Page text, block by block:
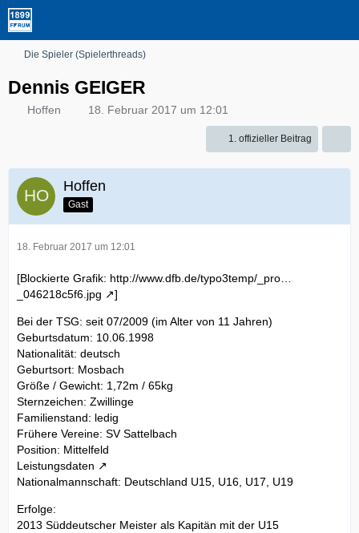
Die Spieler (Spielerthreads)
Dennis GEIGER
Hoffen 18. Februar 2017 um 12:01
1. offizieller Beitrag
Hoffen
Gast
18. Februar 2017 um 12:01
[Blockierte Grafik: http://www.dfb.de/typo3temp/_pro…
_046218c5f6.jpg
]
Bei der TSG: seit 07/2009 (im Alter von 11 Jahren)
Geburtsdatum: 10.06.1998
Nationalität: deutsch
Geburtsort: Mosbach
Größe / Gewicht: 1,72m / 65kg
Sternzeichen: Zwillinge
Familienstand: ledig
Frühere Vereine: SV Sattelbach
Position: Mittelfeld
Leistungsdaten
Nationalmannschaft: Deutschland U15, U16, U17, U19
Erfolge:
2013 Süddeutscher Meister als Kapitän mit der U15